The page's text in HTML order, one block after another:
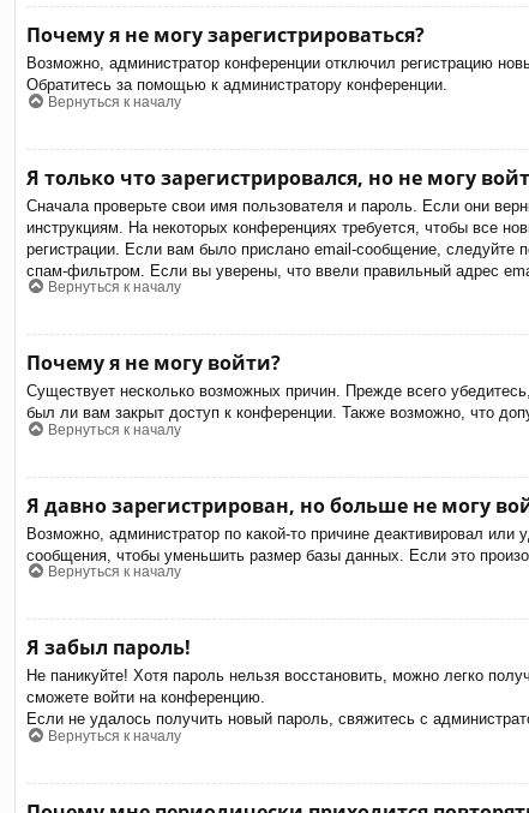
Почему я не могу зарегистрироваться?
Возможно, администратор конференции отключил регистрацию
Обратитесь за помощью к администратору конференции.
Вернуться к началу
Я только что зарегистрировался, но не могу
Сначала проверьте свои имя пользователя и пароль. Если они
инструкциям. На некоторых конференциях требуется, чтобы все
регистрации. Если вам было прислано email-сообщение, следуйте
спам-фильтром. Если вы уверены, что ввели правильный адрес
Вернуться к началу
Почему я не могу войти?
Существует несколько возможных причин. Прежде всего
был ли вам закрыт доступ к конференции. Также возможно, что
Вернуться к началу
Я давно зарегистрирован, но больше не могу
Возможно, администратор по какой-то причине деактивировал
сообщения, чтобы уменьшить размер базы данных. Если это
Вернуться к началу
Я забыл пароль!
Не паникуйте! Хотя пароль нельзя восстановить, можно легко
сможете войти на конференцию.
Если не удалось получить новый пароль, свяжитесь с
Вернуться к началу